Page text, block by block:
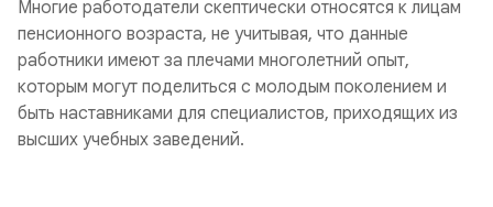
Многие работодатели скептически относятся к лицам
пенсионного возраста, не учитывая, что данные
работники имеют за плечами многолетний опыт,
которым могут поделиться с молодым поколением и
быть наставниками для специалистов, приходящих из
высших учебных заведений.